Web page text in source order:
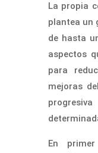
La propia
plantea un
de hasta
aspectos
para
mejoras
En